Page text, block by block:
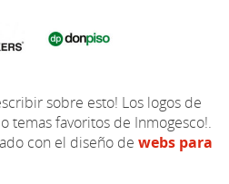
sobre esto! Los logos de
temas favoritos de Inmogesco!.
con el diseño de webs para